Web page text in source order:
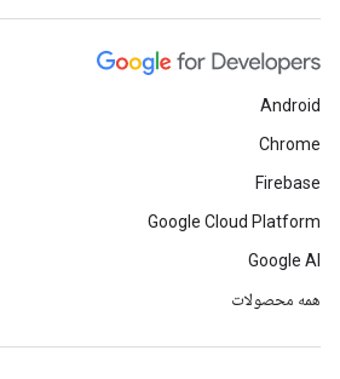
Android
Chrome
Firebase
Google Cloud Platform
Google AI
همه محصولات